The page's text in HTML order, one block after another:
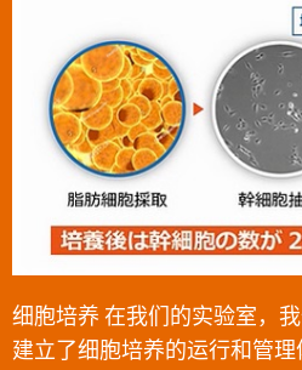
细胞培养 在我们的实验室，
建立了细胞培养的运行和管